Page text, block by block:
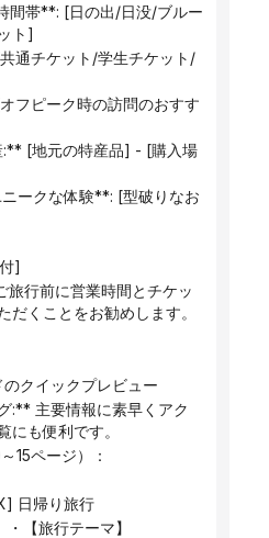
間帯**: [日の出/日没/ブルー
ト]
]
だくことをお勧めします。
クイックプレビュー
:** 主要情報に素早くアク
にも便利です。
15ページ）：
日帰り旅行
【旅行テーマ】